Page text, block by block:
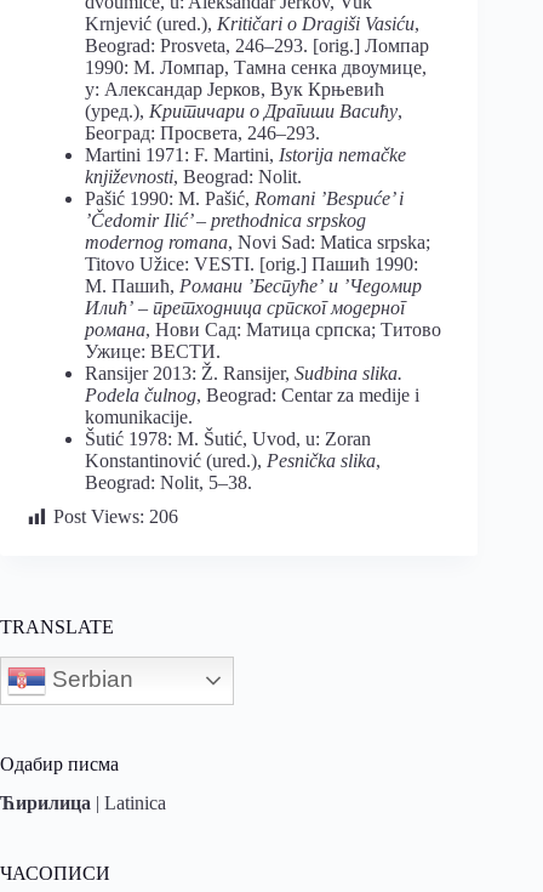
Krnjević (ured.), Kritičari o Dragiši Vasiću,
Beograd: Prosveta, 246–293. [orig.] Ломпар
1990: М. Ломпар, Тамна сенка двоумице,
у: Александар Јерков, Вук Крњевић
(уред.), Критичари о Драгиши Васићу,
Београд: Просвета, 246–293.
Martini 1971: F. Martini, Istorija nemačke
književnosti, Beograd: Nolit.
Pašić 1990: M. Pašić, Romani ’Bespuće’ i
’Čedomir Ilić’ – prethodnica srpskog
modernog romana, Novi Sad: Matica srpska;
Titovo Užice: VESTI. [orig.] Пашић 1990:
М. Пашић, Романи ’Беспуће’ и ’Чедомир
Илић’ – претходница српског модерног
романа, Нови Сад: Матица српска; Титово
Ужице: ВЕСТИ.
Ransijer 2013: Ž. Ransijer, Sudbina slika.
Podela čulnog, Beograd: Centar za medije i
komunikacije.
Šutić 1978: M. Šutić, Uvod, u: Zoran
Konstantinović (ured.), Pesnička slika,
Beograd: Nolit, 5–38.
Post Views: 206
TRANSLATE
Serbian
Одабир писма
Ћирилица | Latinica
ЧАСОПИСИ